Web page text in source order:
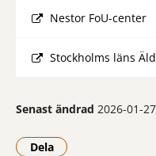
Nestor FoU-center
Stockholms läns
Senast ändrad 2026-01-27
Dela